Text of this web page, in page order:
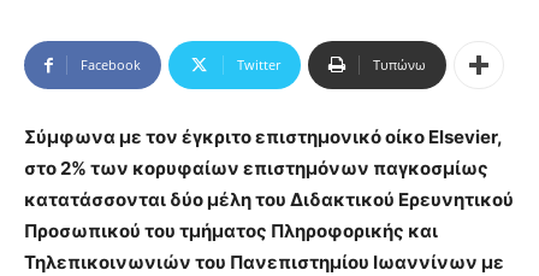
Facebook Twitter Τυπώνω
Σύμφωνα με τον έγκριτο επιστημονικό οίκο Elsevier,
στο 2% των κορυφαίων επιστημόνων παγκοσμίως
κατατάσσονται δύο μέλη του Διδακτικού Ερευνητικού
Προσωπικού του τμήματος Πληροφορικής και
Τηλεπικοινωνιών του Πανεπιστημίου Ιωαννίνων με